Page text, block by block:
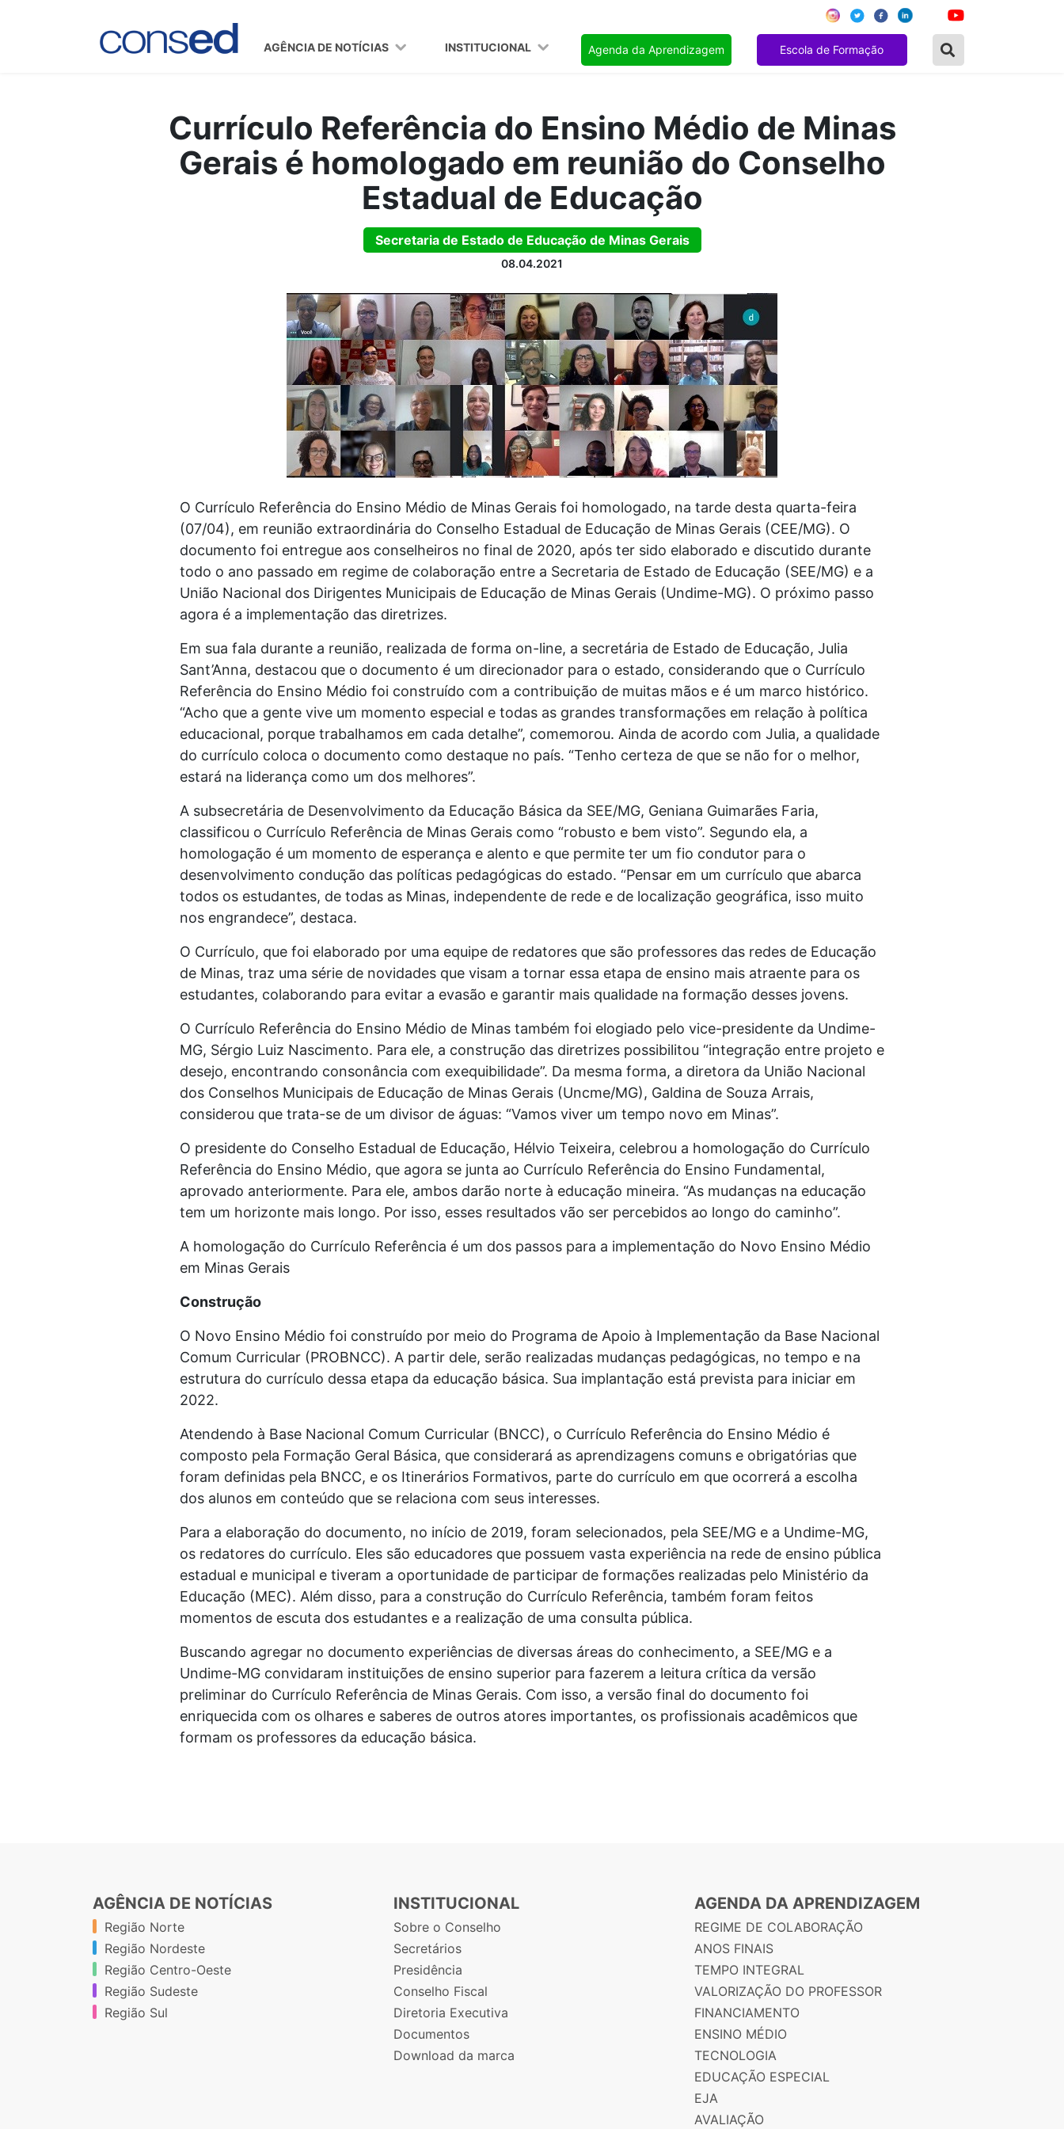
AGÊNCIA DE NOTÍCIAS INSTITUCIONAL Agenda da Aprendizagem Escola de Formação
Currículo Referência do Ensino Médio de Minas
Gerais é homologado em reunião do Conselho
Estadual de Educação
Secretaria de Estado de Educação de Minas Gerais
08.04.2021
O Currículo Referência do Ensino Médio de Minas Gerais foi homologado, na tarde desta quarta-feira
(07/04), em reunião extraordinária do Conselho Estadual de Educação de Minas Gerais (CEE/MG). O
documento foi entregue aos conselheiros no final de 2020, após ter sido elaborado e discutido durante
todo o ano passado em regime de colaboração entre a Secretaria de Estado de Educação (SEE/MG) e a
União Nacional dos Dirigentes Municipais de Educação de Minas Gerais (Undime-MG). O próximo passo
agora é a implementação das diretrizes.
Em sua fala durante a reunião, realizada de forma on-line, a secretária de Estado de Educação, Julia
Sant’Anna, destacou que o documento é um direcionador para o estado, considerando que o Currículo
Referência do Ensino Médio foi construído com a contribuição de muitas mãos e é um marco histórico.
“Acho que a gente vive um momento especial e todas as grandes transformações em relação à política
educacional, porque trabalhamos em cada detalhe”, comemorou. Ainda de acordo com Julia, a qualidade
do currículo coloca o documento como destaque no país. “Tenho certeza de que se não for o melhor,
estará na liderança como um dos melhores”.
A subsecretária de Desenvolvimento da Educação Básica da SEE/MG, Geniana Guimarães Faria,
classificou o Currículo Referência de Minas Gerais como “robusto e bem visto”. Segundo ela, a
homologação é um momento de esperança e alento e que permite ter um fio condutor para o
desenvolvimento condução das políticas pedagógicas do estado. “Pensar em um currículo que abarca
todos os estudantes, de todas as Minas, independente de rede e de localização geográfica, isso muito
nos engrandece”, destaca.
O Currículo, que foi elaborado por uma equipe de redatores que são professores das redes de Educação
de Minas, traz uma série de novidades que visam a tornar essa etapa de ensino mais atraente para os
estudantes, colaborando para evitar a evasão e garantir mais qualidade na formação desses jovens.
O Currículo Referência do Ensino Médio de Minas também foi elogiado pelo vice-presidente da Undime-
MG, Sérgio Luiz Nascimento. Para ele, a construção das diretrizes possibilitou “integração entre projeto e
desejo, encontrando consonância com exequibilidade”. Da mesma forma, a diretora da União Nacional
dos Conselhos Municipais de Educação de Minas Gerais (Uncme/MG), Galdina de Souza Arrais,
considerou que trata-se de um divisor de águas: “Vamos viver um tempo novo em Minas”.
O presidente do Conselho Estadual de Educação, Hélvio Teixeira, celebrou a homologação do Currículo
Referência do Ensino Médio, que agora se junta ao Currículo Referência do Ensino Fundamental,
aprovado anteriormente. Para ele, ambos darão norte à educação mineira. “As mudanças na educação
tem um horizonte mais longo. Por isso, esses resultados vão ser percebidos ao longo do caminho”.
A homologação do Currículo Referência é um dos passos para a implementação do Novo Ensino Médio
em Minas Gerais
Construção
O Novo Ensino Médio foi construído por meio do Programa de Apoio à Implementação da Base Nacional
Comum Curricular (PROBNCC). A partir dele, serão realizadas mudanças pedagógicas, no tempo e na
estrutura do currículo dessa etapa da educação básica. Sua implantação está prevista para iniciar em
2022.
Atendendo à Base Nacional Comum Curricular (BNCC), o Currículo Referência do Ensino Médio é
composto pela Formação Geral Básica, que considerará as aprendizagens comuns e obrigatórias que
foram definidas pela BNCC, e os Itinerários Formativos, parte do currículo em que ocorrerá a escolha
dos alunos em conteúdo que se relaciona com seus interesses.
Para a elaboração do documento, no início de 2019, foram selecionados, pela SEE/MG e a Undime-MG,
os redatores do currículo. Eles são educadores que possuem vasta experiência na rede de ensino pública
estadual e municipal e tiveram a oportunidade de participar de formações realizadas pelo Ministério da
Educação (MEC). Além disso, para a construção do Currículo Referência, também foram feitos
momentos de escuta dos estudantes e a realização de uma consulta pública.
Buscando agregar no documento experiências de diversas áreas do conhecimento, a SEE/MG e a
Undime-MG convidaram instituições de ensino superior para fazerem a leitura crítica da versão
preliminar do Currículo Referência de Minas Gerais. Com isso, a versão final do documento foi
enriquecida com os olhares e saberes de outros atores importantes, os profissionais acadêmicos que
formam os professores da educação básica.
AGÊNCIA DE NOTÍCIAS
Região Norte
Região Nordeste
Região Centro-Oeste
Região Sudeste
Região Sul
INSTITUCIONAL
Sobre o Conselho
Secretários
Presidência
Conselho Fiscal
Diretoria Executiva
Documentos
Download da marca
AGENDA DA APRENDIZAGEM
REGIME DE COLABORAÇÃO
ANOS FINAIS
TEMPO INTEGRAL
VALORIZAÇÃO DO PROFESSOR
FINANCIAMENTO
ENSINO MÉDIO
TECNOLOGIA
EDUCAÇÃO ESPECIAL
EJA
AVALIAÇÃO